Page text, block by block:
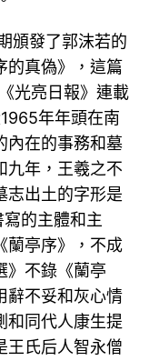
頒發了郭沫若的
的真偽》，這篇
光亮日報》連載
1965年年頭在南
內在的事務和墓
九年，王羲之不
志出土的字形是
寫的主體和主
蘭亭序》，不成
》不錄《蘭亭
辭不妥和灰心情
和同代人康生提
王氏后人智永僧